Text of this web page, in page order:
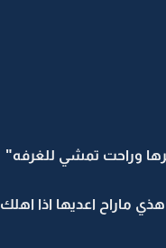
وراحت تمشي للغرفه"
ماراح اعديها اذا اهلك